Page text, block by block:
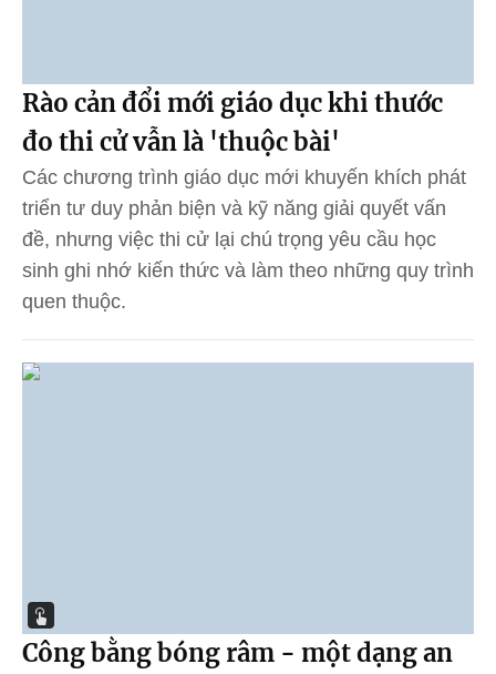
Rào cản đổi mới giáo dục khi thước
đo thi cử vẫn là 'thuộc bài'
Các chương trình giáo dục mới khuyến khích phát
triển tư duy phản biện và kỹ năng giải quyết vấn
đề, nhưng việc thi cử lại chú trọng yêu cầu học
sinh ghi nhớ kiến thức và làm theo những quy trình
quen thuộc.
Công bằng bóng râm - một dạng an